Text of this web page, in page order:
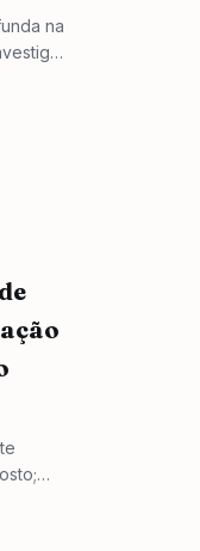
na
busca